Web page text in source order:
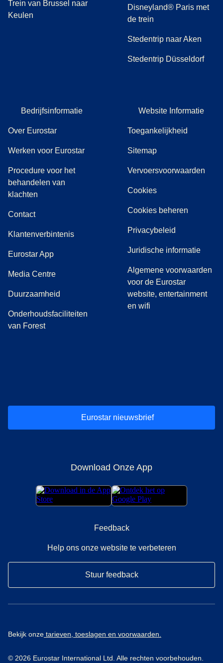
Trein van Brussel naar
Keulen
Disneyland® Paris met
de trein
Stedentrip naar Aken
Stedentrip Düsseldorf
Bedrijfsinformatie
Over Eurostar
Werken voor Eurostar
Procedure voor het
behandelen van
klachten
Contact
Klantenverbintenis
Eurostar App
Media Centre( opent in een nieuwe tab)
Duurzaamheid
Onderhoudsfaciliteiten
van Forest
Website Informatie
Toegankelijkheid
Sitemap
Vervoersvoorwaarden
Cookies
Cookies beheren
Privacybeleid
Juridische informatie
Algemene voorwaarden
voor de Eurostar
website, entertainment
en wifi
Eurostar nieuwsbrief
Download Onze App
Feedback
Help ons onze website te verbeteren
Stuur feedback
Bekijk onze tarieven, toeslagen en voorwaarden.
© 2026 Eurostar International Ltd. Alle rechten voorbehouden.